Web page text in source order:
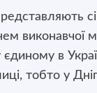
виконавчої
в
тобто у